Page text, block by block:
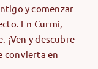
y comenzar
En Curmi,
¡Ven y descubre
convierta en